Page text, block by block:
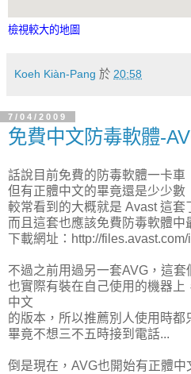
檢視較大的地圖
Koeh Kiàn-Pang 於 20:58
7/04/2009
免費中文防毒軟體-
話說目前免費的防毒軟體一卡車
但有正體中文的畢竟還是少少數
較常看到的大概就是 Avast 這套
而且這套也應該免費防毒軟體中
下載網址：http://
不過之前用過另一套AVG，這
也實際有裝在自己使用的機器上
中文
的版本，所以推薦別人使用時都
畢竟不想三不五時接到電話...
倒是現在，AVG也開始有正體